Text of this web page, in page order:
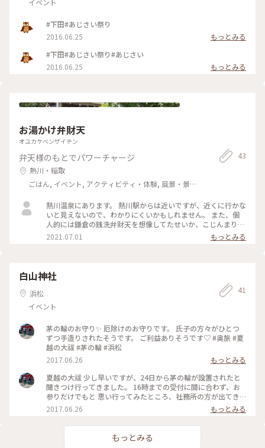
イベント
#下田#あじさい祭り
2016.06.25
もっとみる
#下田#あじさい祭り#あじさい
2016.06.25
もっとみる
お湯かけ弁財天
オユカケベンザイテン
弁天様のもとでパワーチャージ
熱川・稲取
ごはん, イベント, アクティビティ・体験, 風景・景色,
43
熱川温泉にあります。 熱川駅からは近いですが、近くに行かな
いと見えないので、わかりにくいかもしれません。 また、個
人的には鎌倉の銭洗弁財天を想像してたせいか、こじんまりし
ていて、予想外でした。 ただ、かなり高温の温泉なので、硬貨
が持てないくらい熱くなり、殺菌作用を含め、清められた感は
2021.07.01 もっとみる
白山神社
浜松
イベント
41
茅の輪のお守り✨ 厄除けのお守りです。 氏子の方々がひとつ
ずつ手造りされたそうです。 ご利益ありそうです♡ #奥旅 #夏
越の大祓 #茅の輪 #浜松
2017.06.26
もっとみる
夏越の大祓 少し早いですが、24日から茅の輪が設置されたと
聞きつけ行ってきました。 16時までの受付に間に合わず、お
参りだけでもと 思い行ってみたところ、社務所の方が出てき
て くださり、茅の輪のくぐり方、お参りの仕方を 親切、丁寧
に教えてくださいました。 私たちをみて、「夫婦」？と相方は
「はい」と。 夫婦じゃない事分かってみえたんだろうなぁ。
仲良く過ごすためには相手を思いやる気持ちを 大切にしなく
てはいけないよ。 半年間の厄払いと、これからの半年間の素
2017.06.26 もっとみる
もっとみる